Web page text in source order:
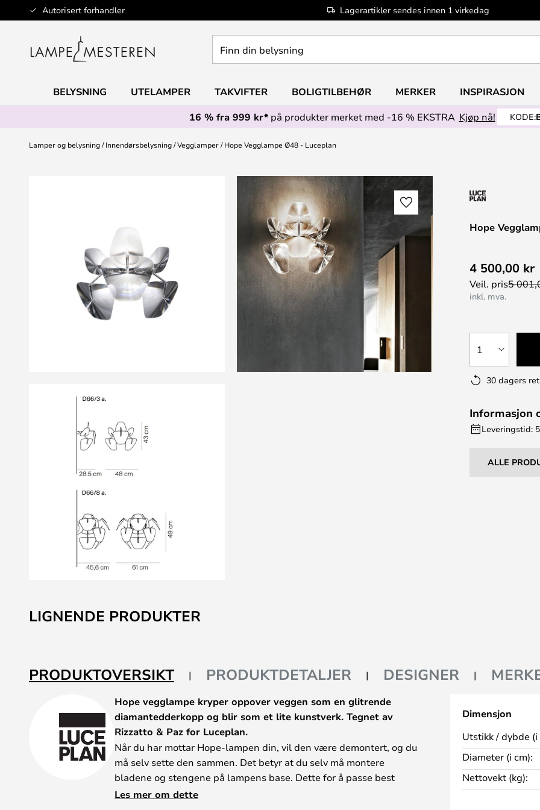
Autorisert forhandler Lagerartikler sendes innen 1 virkedag
Hopp
til
din
BELYSNING UTELAMPER TAKVIFTER BOLIGTILBEHØR MERKER
INSPIRASJON
16 % fra 999 kr*på produkter merket med -16 % EKSTRA Kjøp nå! KODE:
Lamper og belysning Innendørsbelysning Vegglamper Hope Vegglampe Ø48 - Luceplan
til
begynnelsen
Hope
4 500,00 kr
Veil. pris5
inkl. mva.
1
30 dagers
Informasjon
Leveringstid:
ALLE
LIGNENDE PRODUKTER
PRODUKTOVERSIKT PRODUKTDETALJER DESIGNER
Hope vegglampe kryper oppover veggen som en glitrende
diamantedderkopp og blir som et lite kunstverk. Tegnet av
Rizzatto & Paz for Luceplan.
Når du har mottar Hope-lampen din, vil den være demontert, og du
må selv sette den sammen. Det betyr at du selv må montere
bladene og stengene på lampens base. Dette for å passe best
mulig på lampen når den fraktes fra Italia til oss og videre til deg.
Les mer om dette
Dimensjon
Utstikk / dybde (i
Diameter (i cm):
Nettovekt (kg):